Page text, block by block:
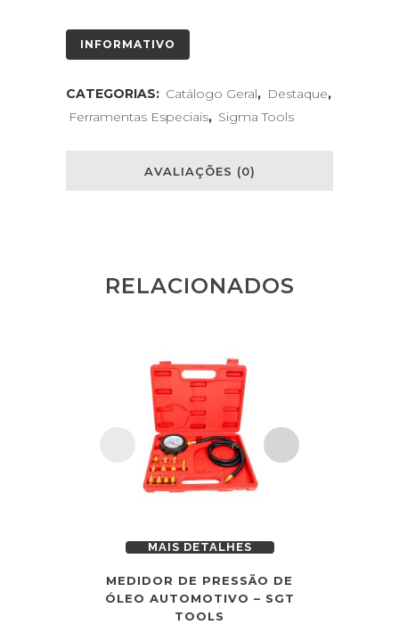
INFORMATIVO
CATEGORIAS: Catálogo Geral, Destaque,
Ferramentas Especiais, Sigma Tools
AVALIAÇÕES (0)
RELACIONADOS
MAIS DETALHES
MEDIDOR DE PRESSÃO DE
ÓLEO AUTOMOTIVO – SGT
TOOLS